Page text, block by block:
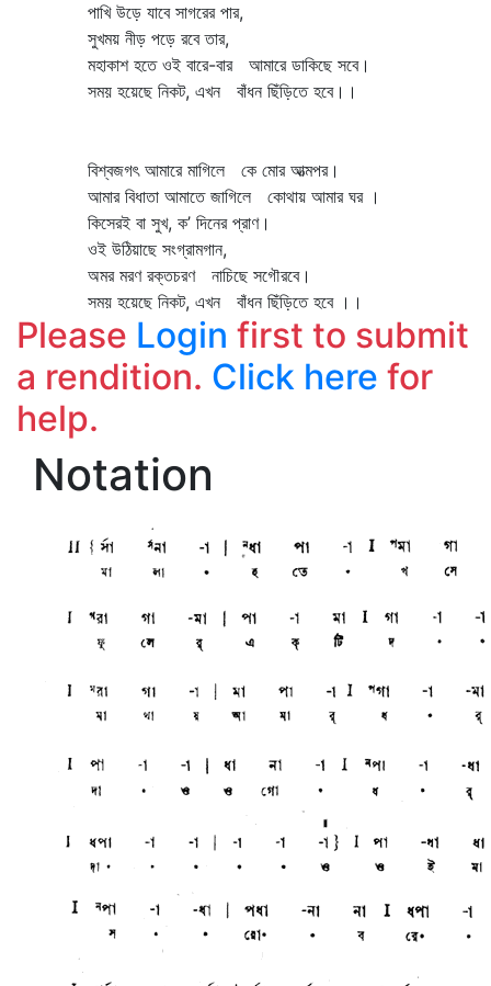
পাখি উড়ে যাবে সাগরের পার,
সুখময় নীড় পড়ে রবে তার,
মহাকাশ হতে ওই বারে-বার আমারে ডাকিছে সবে।
সময় হয়েছে নিকট, এখন বাঁধন ছিঁড়িতে হবে।।
বিশ্বজগৎ আমারে মাগিলে কে মোর আত্মপর।
আমার বিধাতা আমাতে জাগিলে কোথায় আমার ঘর ।
কিসেরই বা সুখ, ক’ দিনের প্রাণ।
ওই উঠিয়াছে সংগ্রামগান,
অমর মরণ রক্তচরণ নাচিছে সগৌরবে।
সময় হয়েছে নিকট, এখন বাঁধন ছিঁড়িতে হবে ।।
Please Login first to submit
a rendition. Click here for
help.
Notation